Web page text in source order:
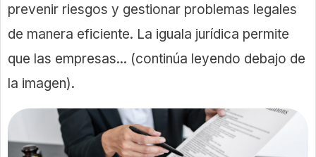
prevenir riesgos y gestionar problemas legales
de manera eficiente. La iguala jurídica permite
que las empresas... (continúa leyendo debajo de
la imagen).